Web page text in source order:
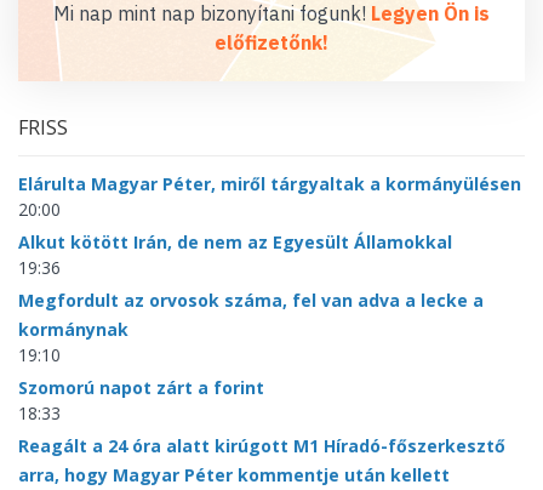
Mi nap mint nap bizonyítani fogunk! Legyen Ön is
előfizetőnk!
FRISS
Elárulta Magyar Péter, miről tárgyaltak a kormányülésen
20:00
Alkut kötött Irán, de nem az Egyesült Államokkal
19:36
Megfordult az orvosok száma, fel van adva a lecke a
kormánynak
19:10
Szomorú napot zárt a forint
18:33
Reagált a 24 óra alatt kirúgott M1 Híradó-főszerkesztő
arra, hogy Magyar Péter kommentje után kellett